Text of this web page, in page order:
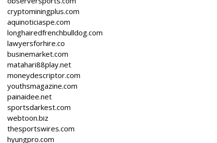
cryptominingplus.com
aquinoticiaspe.com
longhairedfrenchbulldog.com
lawyersforhire.co
businemarket.com
matahari88play.net
moneydescriptor.com
youthsmagazine.com
painaidee.net
sportsdarkest.com
webtoon.biz
thesportswires.com
hyungpro.com